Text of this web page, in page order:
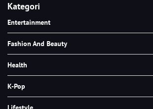
Kategori
Entertainment
Fashion And Beauty
Health
K-Pop